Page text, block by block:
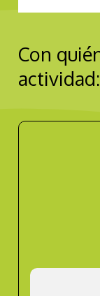
Con
actividad: